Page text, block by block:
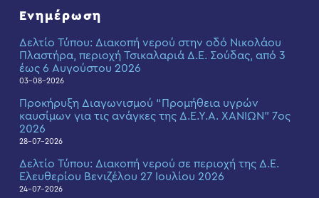
Ενημέρωση
Δελτίο Τύπου: Διακοπή νερού στην οδό Νικολάου
Πλαστήρα, περιοχή Τσικαλαριά Δ.Ε. Σούδας, από 3
έως 6 Αυγούστου 2026
03-08-2026
Προκήρυξη Διαγωνισμού “Προμήθεια υγρών
καυσίμων για τις ανάγκες της Δ.Ε.Υ.Α. ΧΑΝΙΩΝ” 7ος
2026
28-07-2026
Δελτίο Τύπου: Διακοπή νερού σε περιοχή της Δ.Ε.
Ελευθερίου Βενιζέλου 27 Ιουλίου 2026
24-07-2026